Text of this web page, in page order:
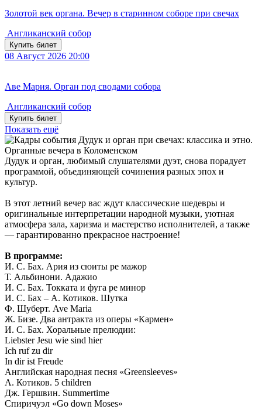
Золотой век органа. Вечер в старинном соборе при свечах
Англиканский собор
Купить билет
08 Август 2026 20:00
Аве Мария. Орган под сводами собора
Англиканский собор
Купить билет
Показать ещё
Дудук и орган, любимый слушателями дуэт, снова порадует
программой, объединяющей сочинения разных эпох и
культур.
В этот летний вечер вас ждут классические шедевры и
оригинальные интерпретации народной музыки, уютная
атмосфера зала, харизма и мастерство исполнителей, а также
— гарантированно прекрасное настроение!
В программе:
И. С. Бах. Ария из сюиты ре мажор
Т. Альбинони. Адажио
И. С. Бах. Токката и фуга ре минор
И. С. Бах – А. Котиков. Шутка
Ф. Шуберт. Ave Maria
Ж. Бизе. Два антракта из оперы «Кармен»
И. С. Бах. Хоральные прелюдии:
Liebster Jesu wie sind hier
Ich ruf zu dir
In dir ist Freude
Английская народная песня «Greensleeves»
А. Котиков. 5 children
Дж. Гершвин. Summertime
Спиричуэл «Go down Moses»